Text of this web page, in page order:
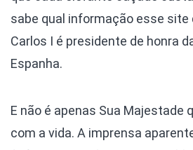
sabe qual informação esse site
Carlos I é presidente de honra
Espanha.
E não é apenas Sua Majestade
com a vida. A imprensa